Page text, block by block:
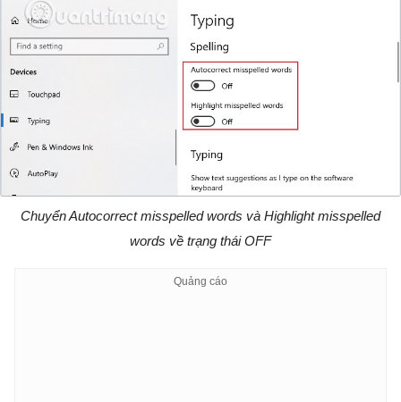
Chuyển Autocorrect misspelled words và Highlight misspelled
words về trạng thái OFF